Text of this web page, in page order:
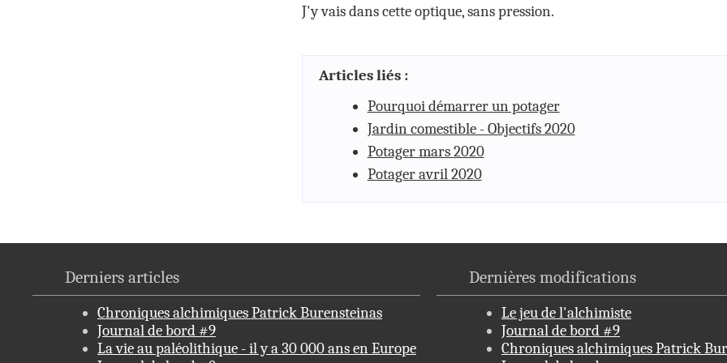
J'y vais dans cette optique, sans pression.
Articles liés :
Pourquoi démarrer un potager
Jardin comestible - Objectifs 2020
Potager mars 2020
Potager avril 2020
Derniers articles
Chroniques alchimiques Patrick Burensteinas
Journal de bord #9
La vie au paléolithique - il y a 30 000 ans en Europe
Dernières modifications
Le jeu de l'alchimiste
Journal de bord #9
Chroniques alchimiques Patrick